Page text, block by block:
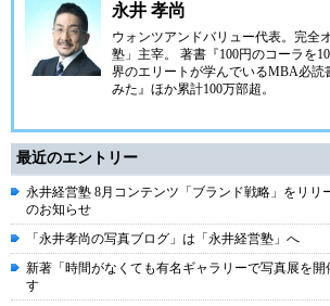
永井 孝尚
ウォンツアンドバリュー代表。完全
塾」主宰。 著書『100円のコーラを
界のエリートが学んでいるMBA必読
みた』ほか累計100万部超。
最近のエントリー
永井経営塾 8月コンテンツ「ブランド戦略」をリリ
のお知らせ
「永井孝尚の写真ブログ」は「永井経営塾」へ
新著「時間がなくても有名ギャラリーで写真展を開
す